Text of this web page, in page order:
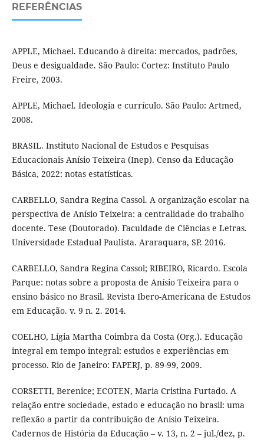
REFERÊNCIAS
APPLE, Michael. Educando à direita: mercados, padrões,
Deus e desigualdade. São Paulo: Cortez: Instituto Paulo
Freire, 2003.
APPLE, Michael. Ideologia e currículo. São Paulo: Artmed,
2008.
BRASIL. Instituto Nacional de Estudos e Pesquisas
Educacionais Anísio Teixeira (Inep). Censo da Educação
Básica, 2022: notas estatísticas.
CARBELLO, Sandra Regina Cassol. A organização escolar na
perspectiva de Anísio Teixeira: a centralidade do trabalho
docente. Tese (Doutorado). Faculdade de Ciências e Letras.
Universidade Estadual Paulista. Araraquara, SP. 2016.
CARBELLO, Sandra Regina Cassol; RIBEIRO, Ricardo. Escola
Parque: notas sobre a proposta de Anísio Teixeira para o
ensino básico no Brasil. Revista Ibero-Americana de Estudos
em Educação. v. 9 n. 2. 2014.
COELHO, Lígia Martha Coimbra da Costa (Org.). Educação
integral em tempo integral: estudos e experiências em
processo. Rio de Janeiro: FAPERJ, p. 89-99, 2009.
CORSETTI, Berenice; ECOTEN, Maria Cristina Furtado. A
relação entre sociedade, estado e educação no brasil: uma
reflexão a partir da contribuição de Anísio Teixeira.
Cadernos de História da Educação – v. 13, n. 2 – jul./dez, p.